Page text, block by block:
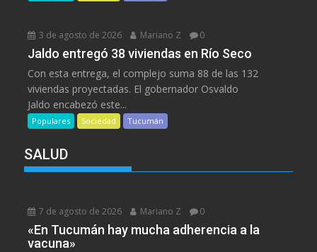
3 de agosto de 2026 Mariano Z 0
Jaldo entregó 38 viviendas en Río Seco
Con esta entrega, el complejo suma 88 de las 132
viviendas proyectadas. El gobernador Osvaldo
Jaldo encabezó este...
Populares Sociedad Tucumán
SALUD
7 de agosto de 2026 Mariano Z 0
«En Tucumán hay mucha adherencia a la
vacuna»